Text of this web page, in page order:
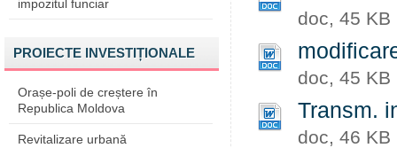
impozitul funciar
PROIECTE INVESTIȚIONALE
Orașe-poli de creștere în
Republica Moldova
Revitalizare urbană
doc, 45 KB
doc, 45 KB
Transm.
doc, 46 KB